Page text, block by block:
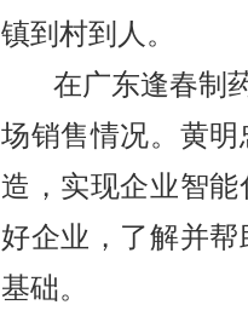
镇到村到人。
在广东逢春制
场销售情况。 黄明
造， 实现企业智能
好企业，了解并
基础。